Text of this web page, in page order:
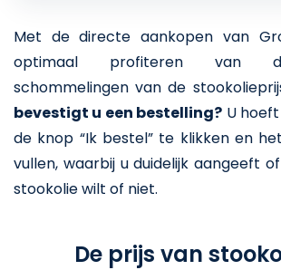
Met de directe aankopen van
optimaal profiteren van
schommelingen van de
bevestigt u een bestelling? U
de knop “Ik bestel” te klikken en
vullen, waarbij u duidelijk aangeeft
stookolie wilt of niet.
De prijs van